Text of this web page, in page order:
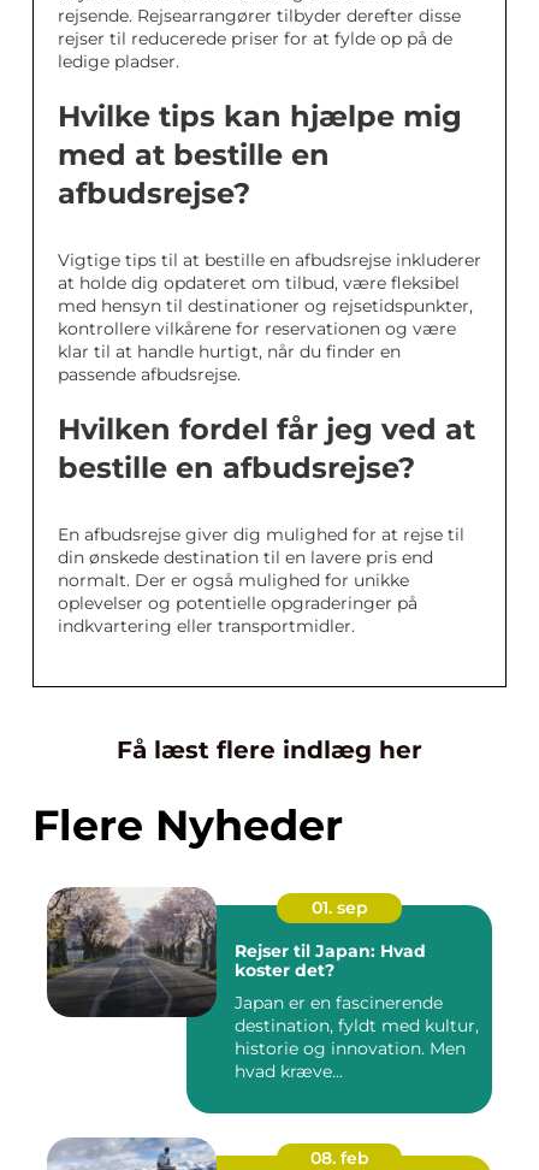
rejsende. Rejsearrangører tilbyder derefter disse
rejser til reducerede priser for at fylde op på de
ledige pladser.
Hvilke tips kan hjælpe mig
med at bestille en
afbudsrejse?
Vigtige tips til at bestille en afbudsrejse inkluderer
at holde dig opdateret om tilbud, være fleksibel
med hensyn til destinationer og rejsetidspunkter,
kontrollere vilkårene for reservationen og være
klar til at handle hurtigt, når du finder en
passende afbudsrejse.
Hvilken fordel får jeg ved at
bestille en afbudsrejse?
En afbudsrejse giver dig mulighed for at rejse til
din ønskede destination til en lavere pris end
normalt. Der er også mulighed for unikke
oplevelser og potentielle opgraderinger på
indkvartering eller transportmidler.
Få læst flere indlæg her
Flere Nyheder
01. sep
Rejser til Japan: Hvad
koster det?
Japan er en fascinerende
destination, fyldt med kultur,
historie og innovation. Men
hvad kræve...
08. feb